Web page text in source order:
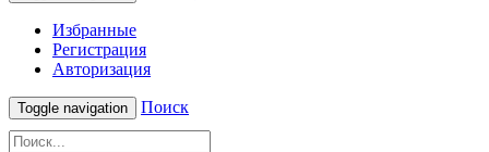
Избранные
Регистрация
Авторизация
Toggle navigation Поиск